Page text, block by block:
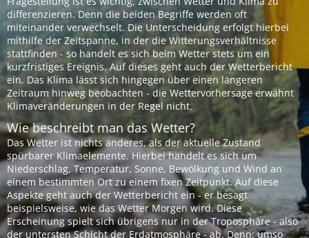
differenzieren. Denn die beiden Begriffe werden oft
miteinander verwechselt. Die Unterscheidung erfolgt hierbei
mithilfe der Zeitspanne, in der die Witterungsverhältnisse
stattfinden - so handelt es sich beim Wetter stets um ein
kurzfristiges Ereignis. Auf dieses geht auch der Wetterbericht
ein. Das Klima lässt sich hingegen über einen längeren
Zeitraum hinweg beobachten - die Wettervorhersage erwähnt
Klimaveränderungen in der Regel nicht.
Wie beschreibt man das Wetter?
Das Wetter ist nichts anderes, als der aktuelle Zustand
spürbarer Klimaelemente. Hierbei handelt es sich um
Niederschlag, Temperatur, Sonne, Bewölkung und Wind an
einem bestimmten Ort zu einem fixen Zeitpunkt. Auf diese
Aspekte geht auch der Wetterbericht ein - er besagt
beispielsweise, wie das Wetter Morgen wird. Diese
Erscheinung spielt sich übrigens nur in der Troposphäre - also
der untersten Schicht der Erdatmosphäre - ab. Denn: umso